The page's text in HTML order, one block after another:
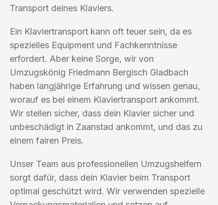
Transport deines Klaviers.
Ein Klaviertransport kann oft teuer sein, da es
spezielles Equipment und Fachkenntnisse
erfordert. Aber keine Sorge, wir von
Umzugskönig Friedmann Bergisch Gladbach
haben langjährige Erfahrung und wissen genau,
worauf es bei einem Klaviertransport ankommt.
Wir stellen sicher, dass dein Klavier sicher und
unbeschädigt in Zaanstad ankommt, und das zu
einem fairen Preis.
Unser Team aus professionellen Umzugshelfern
sorgt dafür, dass dein Klavier beim Transport
optimal geschützt wird. Wir verwenden spezielle